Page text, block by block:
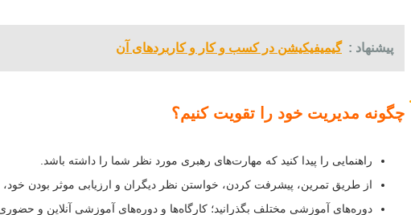
پیشنهاد : گیمیفیکیشن در کسب و کار و کاربردهای آن
چگونه مدیریت خود را تقویت کنیم؟
راهنمایی را پیدا کنید که مهارت‌های رهبری مورد نظر شما را داشته باشد.
از طریق تمرین، پیشرفت کردن، خواستن نظر دیگران و ارزیابی موثر بودن خود،
دوره‌های آموزشی مختلف بگذرانید؛ کارگاه‌ها و دوره‌های آموزشی آنلاین و حضوری